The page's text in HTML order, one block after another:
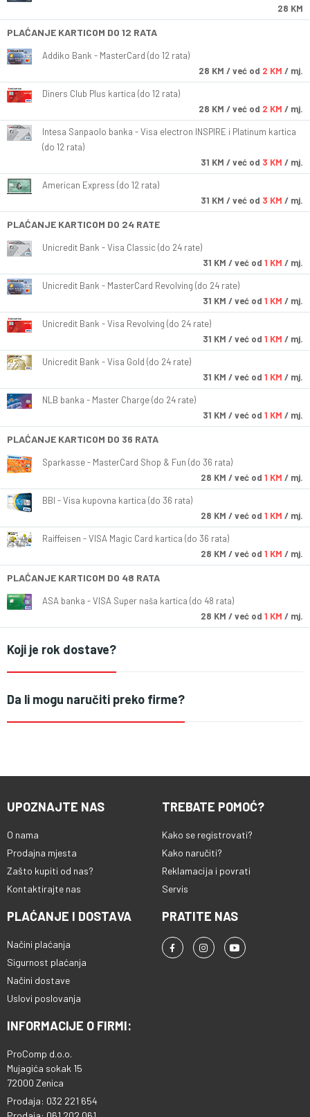
28 KM
PLAĆANJE KARTICOM DO 12 RATA
Addiko Bank - MasterCard (do 12 rata)
28 KM / već od 2 KM / mj.
Diners Club Plus kartica (do 12 rata)
28 KM / već od 2 KM / mj.
Intesa Sanpaolo banka - Visa electron INSPIRE i Platinum kartica
(do 12 rata)
31 KM / već od 3 KM / mj.
American Express (do 12 rata)
31 KM / već od 3 KM / mj.
PLAĆANJE KARTICOM DO 24 RATE
Unicredit Bank - Visa Classic (do 24 rate)
31 KM / već od 1 KM / mj.
Unicredit Bank - MasterCard Revolving (do 24 rate)
31 KM / već od 1 KM / mj.
Unicredit Bank - Visa Revolving (do 24 rate)
31 KM / već od 1 KM / mj.
Unicredit Bank - Visa Gold (do 24 rate)
31 KM / već od 1 KM / mj.
NLB banka - Master Charge (do 24 rate)
31 KM / već od 1 KM / mj.
PLAĆANJE KARTICOM DO 36 RATA
Sparkasse - MasterCard Shop & Fun (do 36 rata)
28 KM / već od 1 KM / mj.
BBI - Visa kupovna kartica (do 36 rata)
28 KM / već od 1 KM / mj.
Raiffeisen - VISA Magic Card kartica (do 36 rata)
28 KM / već od 1 KM / mj.
PLAĆANJE KARTICOM DO 48 RATA
ASA banka - VISA Super naša kartica (do 48 rata)
28 KM / već od 1 KM / mj.
Koji je rok dostave?
Da li mogu naručiti preko firme?
UPOZNAJTE NAS
O nama
Prodajna mjesta
Zašto kupiti od nas?
Kontaktirajte nas
TREBATE POMOĆ?
Kako se registrovati?
Kako naručiti?
Reklamacija i povrati
Servis
PLAĆANJE I DOSTAVA
Načini plaćanja
Sigurnost plaćanja
Načini dostave
Uslovi poslovanja
PRATITE NAS
INFORMACIJE O FIRMI:
ProComp d.o.o.
Mujagića sokak 15
72000 Zenica
Prodaja: 032 221 654